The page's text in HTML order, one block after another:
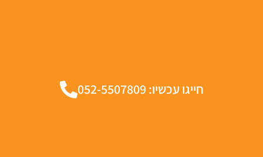
חייגו עכשיו: 052-5507809